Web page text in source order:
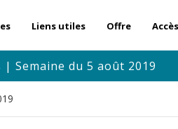
Liens utiles Offre
Semaine du 5 août 2019